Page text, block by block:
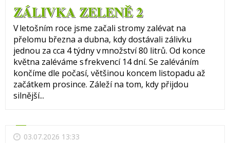
ZÁLIVKA ZELENĚ 2
V letošním roce jsme začali stromy zalévat na
přelomu března a dubna, kdy dostávali zálivku
jednou za cca 4 týdny v množství 80 litrů. Od konce
května zaléváme s frekvencí 14 dní. Se zaléváním
končíme dle počasí, většinou koncem listopadu až
začátkem prosince. Záleží na tom, kdy přijdou
silnější...
03.07.2026 13:33